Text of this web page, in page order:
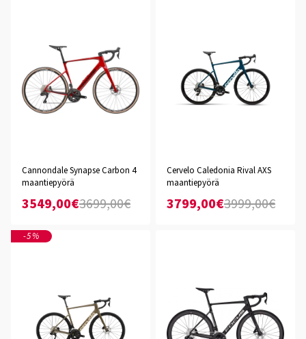
Cannondale Synapse Carbon 4
maantiepyörä
3549,00€3699,00€
Cervelo Caledonia Rival AXS
maantiepyörä
3799,00€3999,00€
-5%